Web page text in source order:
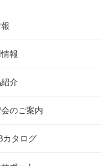
報
介
のご案内
カタログ